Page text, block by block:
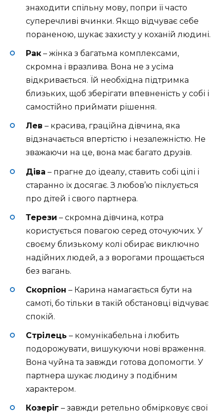
знаходити спільну мову, попри її часто
суперечливі вчинки. Якщо відчуває себе
пораненою, шукає захисту у коханій людині.
Рак – жінка з багатьма комплексами,
скромна і вразлива. Вона не з усіма
відкривається. Їй необхідна підтримка
близьких, щоб зберігати впевненість у собі і
самостійно приймати рішення.
Лев – красива, граційна дівчина, яка
відзначається впертістю і незалежністю. Не
зважаючи на це, вона має багато друзів.
Діва – прагне до ідеалу, ставить собі цілі і
старанно їх досягає. З любов’ю піклується
про дітей і свого партнера.
Терези – скромна дівчина, котра
користується повагою серед оточуючих. У
своєму близькому колі обирає виключно
надійних людей, а з ворогами прощається
без вагань.
Скорпіон – Карина намагається бути на
самоті, бо тільки в такій обстановці відчуває
спокій.
Стрілець – комунікабельна і любить
подорожувати, вишукуючи нові враження.
Вона чуйна та завжди готова допомогти. У
партнера шукає людину з подібним
характером.
Козеріг – завжди ретельно обмірковує свої